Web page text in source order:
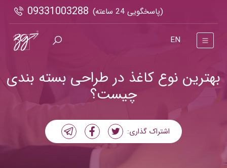
(پاسخگویی 24 ساعته) 09331003288
EN
بهترین نوع کاغذ در طراحی بسته بندی
چیست؟
اشتراک گذاری: